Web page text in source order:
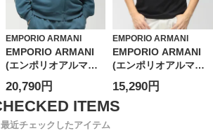
EMPORIO ARMANI
EMPORIO ARMANI
(エンポリオアルマー
ニ) メンズ パーカー
長袖 ロゴテープ フル
ジップ
EAUEM653AF18887
20,790円
EMPORIO ARMANI
EMPORIO ARMANI
(エンポリオアルマー
ニ) メンズ Tシャツ 半
袖 プリント＆刺繍 ク
ルーネック カットソ
15,290円
最近チェックしたアイテム